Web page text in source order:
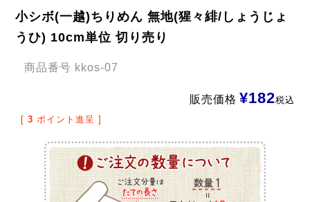
小シボ(一越)ちりめん 無地(猩々緋/しょうじょ
うひ) 10cm単位 切り売り
商品番号 kkos-07
販売価格 ¥182税込
[ 3 ポイント進呈 ]